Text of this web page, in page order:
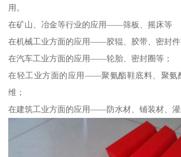
用。
在矿山、冶金等行业的应用——筛板、摇床等
在机械工业方面的应用——胶辊、胶带、密封件
在汽车工业方面的应用——轮胎、密封圈等；
在轻工业方面的应用——聚氨酯鞋底料、聚氨
维；
在建筑工业方面的应用——防水材、铺装材、灌